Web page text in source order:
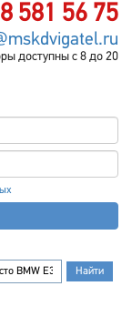
581 56 75
доступны с 8 до 20